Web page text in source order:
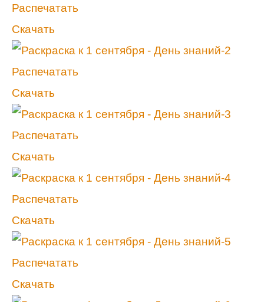
Распечатать
Скачать
Распечатать
Скачать
Распечатать
Скачать
Распечатать
Скачать
Распечатать
Скачать